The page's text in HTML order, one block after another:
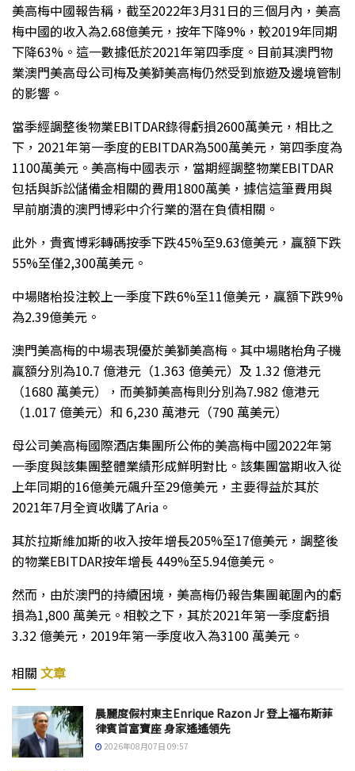
美高梅中國報告稱，截至2022年3月31日的三個月內，美高
梅中國的收入為2.68億美元，按年下降9%，較2019年同期
下降63%。這一數據低於2021年第四季度。目前其澳門物
業澳門美高母公司梅及美獅美高梅仍然受到旅遊及邊境管制
的影響。
當季經調整後物業EBITDAR錄得虧損2600萬美元，相比之
下，2021年第一季度的EBITDAR為500萬美元，第四季度為
1100萬美元。美高梅中國表示，當期經調整物業EBITDAR
包括與訴訟儲備金相關的費用1800萬美，據信這筆費用與
早前崩潰的澳門博彩中介行業的潛在負債相關。
此外，貴賓博彩轉碼按季下跌45%至9.63億美元，贏額下跌
55%至僅2,300萬美元。
中場賭枱投注較上一季度下跌6%至11億美元，贏額下跌9%
為2.39億美元。
澳門美高梅的中場表現優於美獅美高梅。其中場賭枱角子機
贏額分別為10.7 億港元（1.363 億美元）及 1.32 億港元
（1680 萬美元），而美獅美高梅則分別為7.982 億港元
（1.017 億美元）和 6,230 萬港元（790 萬美元）
母公司美高梅國際酒店集團所公佈的美高梅中國2022年第
一季度與該集團整體業績形成鮮明對比。該集團當期收入從
上年同期的16億美元飆升至29億美元，主要得益於其於
2021年7月全資收購了Aria。
其於拉斯維加斯的收入按年增長205%至17億美元，調整後
的物業EBITDAR按年增長 449%至5.94億美元。
然而，由於澳門的持續困境，美高梅仍報告集團範圍內的虧
損為1,800 萬美元。相較之下，其於2021年第一季度虧損
3.32 億美元，2019年第一季度收入為3100 萬美元。
相關 文章
晨麗度假村東主Enrique Razon Jr 登上福布斯菲
律賓首富寶座 身家遙遙領先
2026年08月07日 09:57